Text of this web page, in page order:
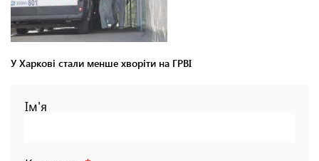
У Харкові стали менше хворіти на ГРВІ
Ім'я